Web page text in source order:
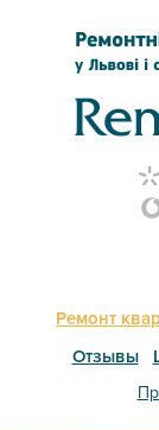
Ремонт
Отзывы